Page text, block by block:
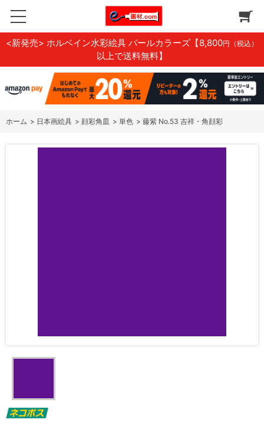
<新発売> ホルベイン水彩絵具 パールカラーズ 【8,800円（税込）
以上で送料無料】
ホーム > 日本画絵具 > 顔彩角皿 > 単色 > 藤紫 No.53 吉祥・角顔彩